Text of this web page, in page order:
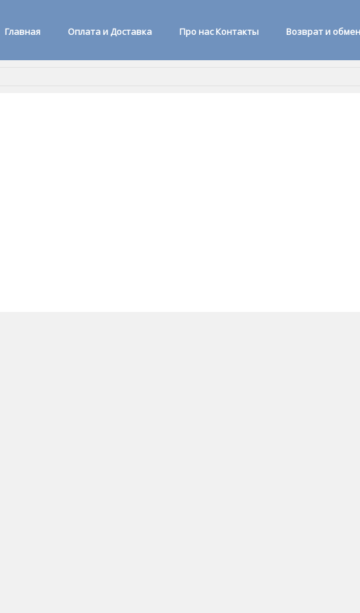
Главная Оплата и Доставка Про нас Контакты Возврат и обмен